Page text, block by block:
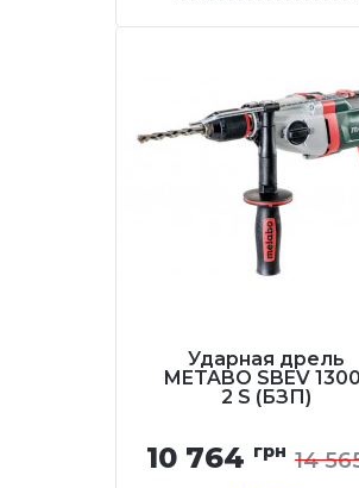
Ударная дрель
METABO SBEV
2 S (БЗП)
10 764 грн 14